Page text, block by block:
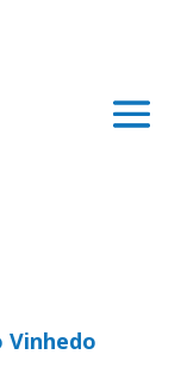
Vinhedo